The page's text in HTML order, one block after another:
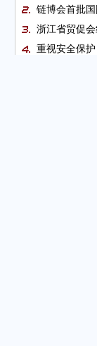
链博会首批
浙江省贸促
重视安全保